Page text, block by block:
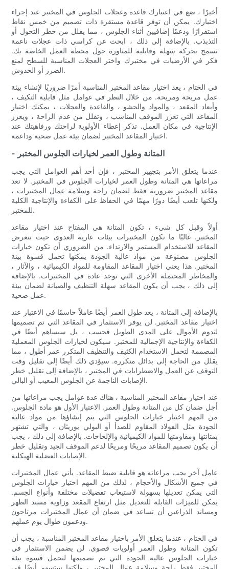
أخيرًا ، ضع في اعتبارك قاعدة وعجلات الجلوس في المختبر عند إجراء
اختيارك. يمكن أن توفر قاعدة مستقرة ذات تصميم من خمس نقاط
استقرارًا ودعمًا إضافيين أثناء الجلوس ، مما يقلل من خطر التحول أو
التذبذب. بالإضافة إلى ذلك ، ابحث عن كراسي ذات عجلات ناعمة
تسمح بحركة سهلة وقابلية للمناورة حول محطة العمل الخاصة بك.
فكر في الأرضيات في مختبرك واختر العجلات المناسبة للسطح لمنع
الضرر أو الخدوش.
في الختام ، يعد اختيار مقاعد المختبر المناسبة أمرًا ضروريًا لإنشاء بيئة
عمل مريحة ومريحة. من خلال النظر في عوامل مثل قابلية التكيف ،
وأبعاد المقعد ، والمواد والحشو ، والقاعدة والعجلات ، يمكنك اختيار
المقاعد التي تعزز الموقف المناسب ، وتقلل من عدم الراحة ، ويعزز
الإنتاجية في مكان العمل. تذكر إعطاء الأولوية لراحتك ورفاهيتك عند
اختيار المقاعد المختبر لضمان بيئة عمل صحية وداعمة.
- المتانة وطول العمر لخيارات الجلوس المختبر
عندما يتعلق الأمر بتجهيز المختبر ، فإن أحد أهم العوامل التي يجب
مراعاتها هي المتانة وطول العمر لخيارات الجلوس في المختبر. لا تعد
مقاعد المختبر ضرورية فقط لضمان راحة وسلامة عمال المختبرات ،
ولكنها تلعب أيضًا دورًا مهمًا في الحفاظ على الكفاءة والإنتاجية الكلية
للمختبر.
أولاً وقبل كل شيء ، تكون المتانة هي المفتاح عند اختيار مقاعد
المختبر. غالبًا ما تكون المختبرات بيئات عارية العدوى حيث تتعرض
المقاعد للاستخدام المستمر والارتداء. من الضروري أن تكون خيارات
الجلوس مصنوعة من مواد عالية الجودة يمكنها تحمل قسوة بيئة
المختبر. هذا يعني اختيار المقاعد المقاومة للمواد الكيميائية ، والآثار ،
والمخاطر المحتملة الأخرى التي توجد عادة في المختبرات. بالإضافة
إلى ذلك ، يجب أن يكون المقاعد سهلة التنظيف والصيانة لضمان بيئة
عمل صحية.
بالإضافة إلى المتانة ، يعد طول العمر أيضًا عاملاً حاسمًا في الاعتبار عند
اختيار مقاعد المختبر. لن يوفر الاستثمار في المقاعد التي تم تصميمها
لتدوم الأموال على المدى الطويل فحسب ، بل سيساهم أيضًا في
الكفاءة والإنتاجية الإجمالية للمختبر. سيكون لخيارات الجلوس المعملية
المصممة لتحمل الاستخدام الكثيف والتنظيف المتكرر عمر أطول ، مما
يقلل من الحاجة إلى بدائل متكررة. سيؤدي ذلك أيضًا إلى تقليل وقت
التوقف عن العمل والاضطرابات في المختبر ، بالإضافة إلى تقليل خطر
الإصابات الناجمة عن الجلوس المعيب أو البالي.
عند اختيار مقاعد المختبر المناسبة ، هناك عدة عوامل يجب مراعاتها من
أجل ضمان كل من المتانة وطول العمر. الاعتبار الأول هو مادة الجلوس.
من المهم اختيار خيارات الجلوس التي يتم إنشاؤها من مواد عالية
الجودة مثل الفولاذ المقاوم للصدأ أو البولي يوريثان ، والتي تشتهر
بمتانتها ومقاومتها للمواد الكيميائية والإلحاحات. بالإضافة إلى ذلك ، يجب
أن يكون تصميم المقاعد مريحًا ومريحًا لدعم الموقف الجيد وتقليل خطر
الإصابات العضلية الهيكلية.
عامل آخر يجب مراعاته هو قابلية ضبط المقاعد. يأتي عمال المختبرات
في جميع الأشكال والأحجام ، لذلك من المهم اختيار خيارات الجلوس
التي يمكن تعديلها بسهولة لاستيعاب تفضيلات مختلفة وأنواع الجسم.
يمكن للميزات القابلة للتعديل مثل ارتفاع المقعد وزاوية مسند الظهر
ومساند الذراعين أن تساعد في ضمان أن عمال المختبرات مرتاحون
ودعمون طوال يوم عملهم.
في الختام ، عندما يتعلق الأمر باختيار مقاعد المختبر المناسبة ، يجب أن
تكون المتانة وطول العمر أولويات قصوى. لن يضمن الاستثمار في
خيارات الجلوس عالية الجودة التي تم تصميمها لتحمل قسوة بيئة